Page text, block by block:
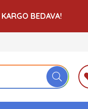
KARGO BEDAVA!